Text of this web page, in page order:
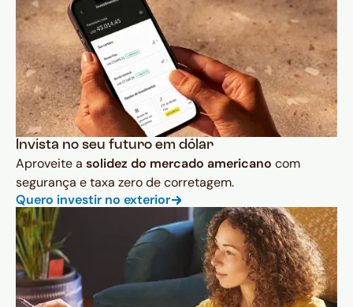
Invista no seu futuro em dólar
Aproveite a solidez do mercado americano com
segurança e taxa zero de corretagem.
Quero investir no exterior